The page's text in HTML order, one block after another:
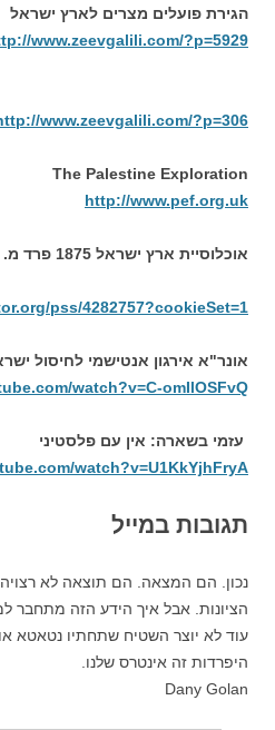
הגירת פועלים מצרים לארץ ישראל
www.zeevgalili.com/?p=5929
www.zeevgalili.com/?p=306
The Palestine Exploration
http://www.pef.org.uk
אוכלוסיית ארץ ישראל 1875 פרד מ. גוטהייל
pss/4282757?cookieSet=1
אונר"א אירגון אנטישמי לחיסול
watch?v=C-omIlOSFvQ
עזמי בשארה: אין עם פלסטיני
watch?v=U1KkYjhFryA
תגובות במייל
נכון. הם המצאה. הם תוצאה לא
הציונות. אבל איך הידע הזה מתחבר
עוד לא יוצר השטיח שתחתיו נטאטא
היפרדות זה אינטרס שלנו.
Dany Golan